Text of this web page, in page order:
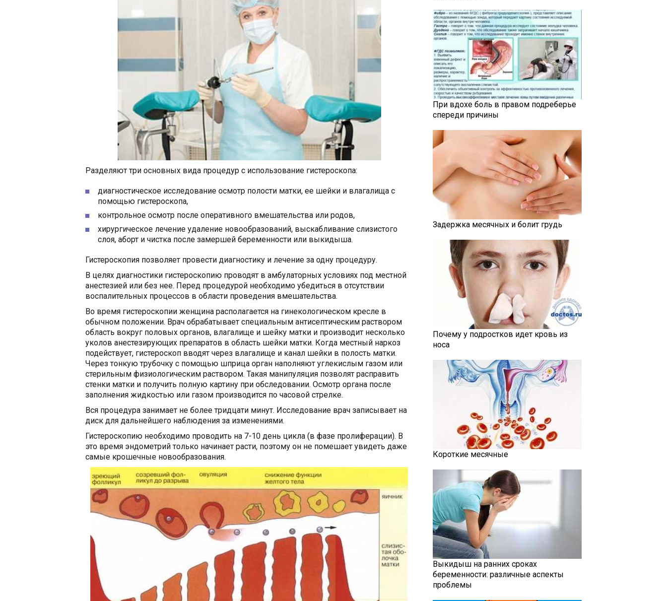
Разделяют три основных вида процедур с использование гистероскопа:
диагностическое исследование осмотр полости матки, ее шейки и влагалища с
помощью гистероскопа,
контрольное осмотр после оперативного вмешательства или родов,
хирургическое лечение удаление новообразований, выскабливание слизистого
слоя, аборт и чистка после замершей беременности или выкидыша.
Гистероскопия позволяет провести диагностику и лечение за одну процедуру.
В целях диагностики гистероскопию проводят в амбулаторных условиях под местной
анестезией или без нее. Перед процедурой необходимо убедиться в отсутствии
воспалительных процессов в области проведения вмешательства.
Во время гистероскопии женщина располагается на гинекологическом кресле в
обычном положении. Врач обрабатывает специальным антисептическим раствором
область вокруг половых органов, влагалище и шейку матки и производит несколько
уколов анестезирующих препаратов в область шейки матки. Когда местный наркоз
подействует, гистероскоп вводят через влагалище и канал шейки в полость матки.
Через тонкую трубочку с помощью шприца орган наполняют углекислым газом или
стерильным физиологическим раствором. Такая манипуляция позволят расправить
стенки матки и получить полную картину при обследовании. Осмотр органа после
заполнения жидкостью или газом производится по часовой стрелке.
Вся процедура занимает не более тридцати минут. Исследование врач записывает на
диск для дальнейшего наблюдения за изменениями.
Гистероскопию необходимо проводить на 7-10 день цикла (в фазе пролиферации). В
это время эндометрий только начинает расти, поэтому он не помешает увидеть даже
самые крошечные новообразования.
При вдохе боль в правом подреберье
спереди причины
Задержка месячных и болит грудь
Почему у подростков идет кровь из
носа
Короткие месячные
Выкидыш на ранних сроках
беременности: различные аспекты
проблемы